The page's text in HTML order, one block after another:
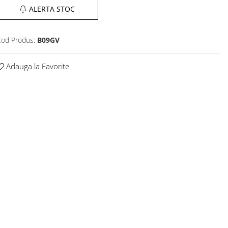
ALERTA STOC
Produs: B09GV
Adauga la Favorite